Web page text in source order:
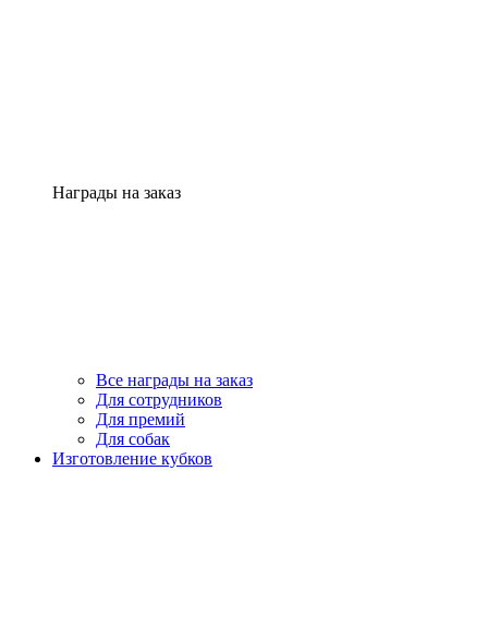
Награды на заказ
Все награды на заказ
Для сотрудников
Для премий
Для собак
Изготовление кубков